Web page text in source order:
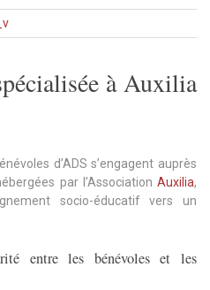
à Auxilia
d’ADS s’engagent auprès
par l’Association Auxilia,
socio-éducatif vers un
entre les bénévoles et les